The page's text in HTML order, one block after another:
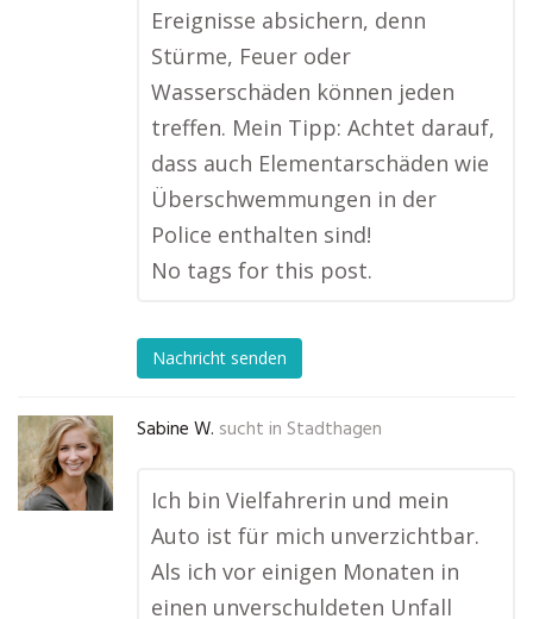
Ereignisse absichern, denn
Stürme, Feuer oder
Wasserschäden können jeden
treffen. Mein Tipp: Achtet darauf,
dass auch Elementarschäden wie
Überschwemmungen in der
Police enthalten sind!
No tags for this post.
Nachricht senden
Sabine W. sucht in Stadthagen
Ich bin Vielfahrerin und mein
Auto ist für mich unverzichtbar.
Als ich vor einigen Monaten in
einen unverschuldeten Unfall